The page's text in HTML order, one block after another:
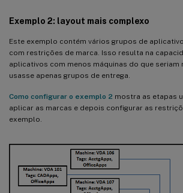
Exemplo 2: layout mais complexo
Este exemplo contém vários grupos de
com restrições de marca. Isso resulta na
aplicativos com menos máquinas do que seriam
usasse apenas grupos de entrega.
Como configurar o exemplo 2 mostra as etapas
aplicar as marcas e depois configurar as
exemplo.